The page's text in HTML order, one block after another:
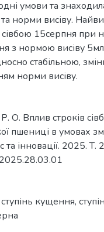
умови та
норми висіву.
сівбою 15серпня
з нормою висіву
стабільною,
норми висіву.
О. Вплив строків
пшениці в умовах
інновації. 2025. Т.
ступінь кущення,